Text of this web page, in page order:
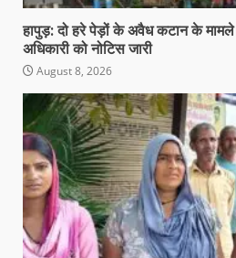
हापुड़: दो हरे पेड़ों के अवैध कटान के
अधिकारी को नोटिस जारी
August 8, 2026